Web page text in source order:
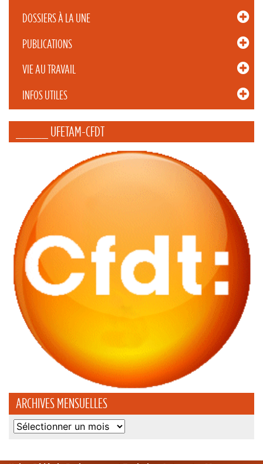
DOSSIERS À LA UNE
PUBLICATIONS
VIE AU TRAVAIL
INFOS UTILES
_____ UFETAM-CFDT
ARCHIVES MENSUELLES
Archives